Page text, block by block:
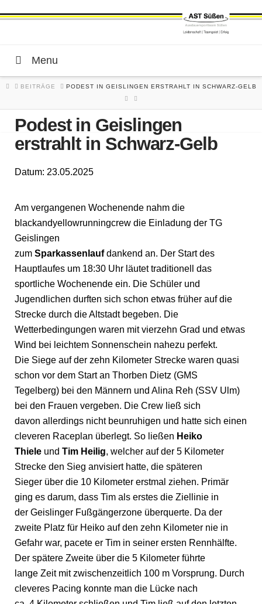
Menu
HOMEBEITRÄGE PODEST IN GEISLINGEN ERSTRAHLT IN SCHWARZ-GELB
Podest in Geislingen
erstrahlt in Schwarz-Gelb
Datum: 23.05.2025
Am vergangenen Wochenende nahm die
blackandyellowrunningcrew die Einladung der TG
Geislingen
zum Sparkassenlaufdankend an. Der Start des
Hauptlaufes um 18:30 Uhr läutet traditionell das
sportliche Wochenende ein. Die Schüler und
Jugendlichen durften sich schon etwas früher auf die
Strecke durch die Altstadt begeben. Die
Wetterbedingungen waren mit vierzehn Grad und etwas
Wind bei leichtem Sonnenschein nahezu perfekt.
Die Siege auf der zehn Kilometer Strecke waren quasi
schon vor dem Start an Thorben Dietz (GMS
Tegelberg) bei den Männern und Alina Reh (SSV Ulm)
bei den Frauen vergeben. Die Crew ließ sich
davon allerdings nicht beunruhigen und hatte sich einen
cleveren Raceplan überlegt. So ließen Heiko
Thiele und Tim Heilig, welcher auf der 5 Kilometer
Strecke den Sieg anvisiert hatte, die späteren
Sieger über die 10 Kilometer erstmal ziehen. Primär
ging es darum, dass Tim als erstes die Ziellinie in
der Geislinger Fußgängerzone überquerte. Da der
zweite Platz für Heiko auf den zehn Kilometer nie in
Gefahr war, pacete er Tim in seiner ersten Rennhälfte.
Der spätere Zweite über die 5 Kilometer führte
lange Zeit mit zwischenzeitlich 100 m Vorsprung. Durch
cleveres Pacing konnte man die Lücke nach